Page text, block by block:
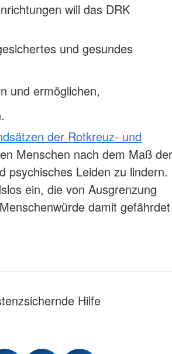
will das DRK
und gesundes
und ermöglichen,
der Rotkreuz- und
Menschen nach dem Maß der
psychisches Leiden zu lindern.
ein, die von Ausgrenzung
damit gefährdet
Hilfe